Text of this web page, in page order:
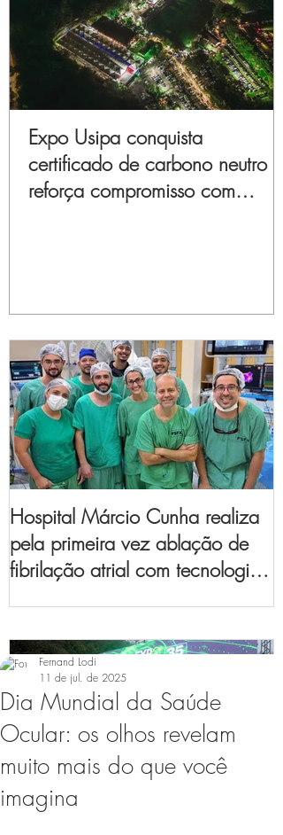
Expo Usipa conquista
certificado de carbono neutro e
reforça compromisso com
Hospital Márcio Cunha realiza
pela primeira vez ablação de
fibrilação atrial com tecnologia
Expo Usipa começa nesta
Dia Mundial da Saúde
Ocular: os olhos revelam
muito mais do que você
imagina
Fernand Lodi
11 de jul. de 2025